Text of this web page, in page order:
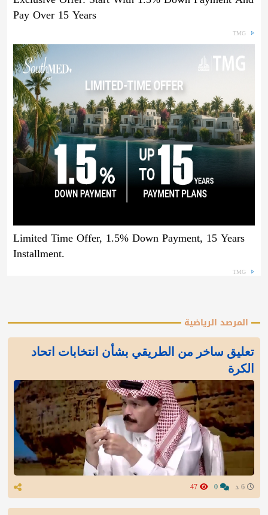
Pay Over 15 Years
TMG
Limited Time Offer, 1.5% Down Payment, 15 Years
Installment.
TMG
المرصد الرياضية
تعليق ساخر من الطريقي بشأن انتخابات اتحاد
الكرة